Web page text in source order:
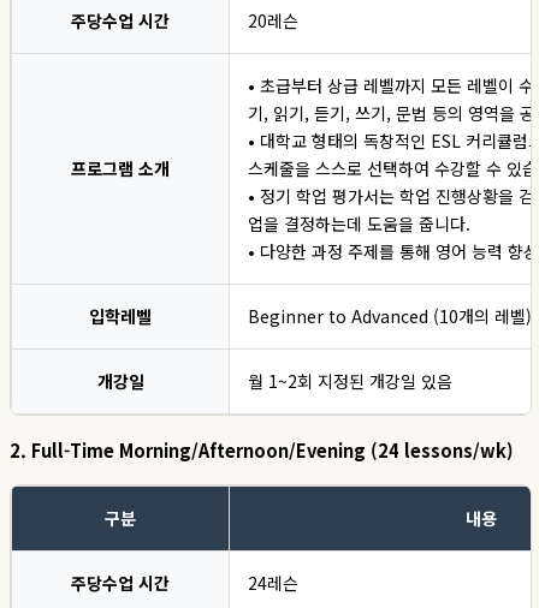
주당수업 시간 20레슨
프로그램 소개
• 초급부터 상급 레벨까지 모든 레벨이
기, 읽기, 듣기, 쓰기, 문법 등의 영역을
• 대학교 형태의 독창적인 ESL 커리큘럼
스케줄을 스스로 선택하여 수강할 수 있
• 정기 학업 평가서는 학업 진행상황을
업을 결정하는데 도움을 줍니다.
• 다양한 과정 주제를 통해 영어 능력 향
입학레벨 Beginner to Advanced (10개의 레벨)
개강일 월 1~2회 지정된 개강일 있음
2. Full-Time Morning/Afternoon/Evening (24 lessons/wk)
구분 내용
주당수업 시간 24레슨